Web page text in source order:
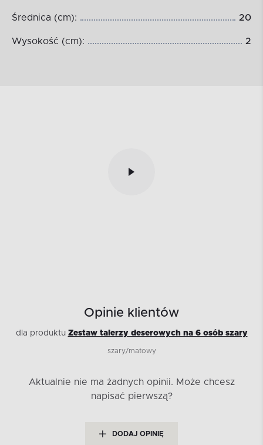
Średnica (cm): 20
Wysokość (cm): 2
Opinie klientów
dla produktu Zestaw talerzy deserowych na 6 osób szary
szary/matowy
Aktualnie nie ma żadnych opinii. Może chcesz
napisać pierwszą?
DODAJ OPINIĘ